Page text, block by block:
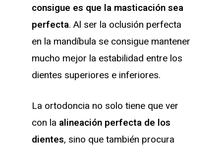
consigue es que la masticación sea
perfecta. Al ser la oclusión perfecta
en la mandíbula se consigue mantener
mucho mejor la estabilidad entre los
dientes superiores e inferiores.
La ortodoncia no solo tiene que ver
con la alineación perfecta de los
dientes, sino que también procura